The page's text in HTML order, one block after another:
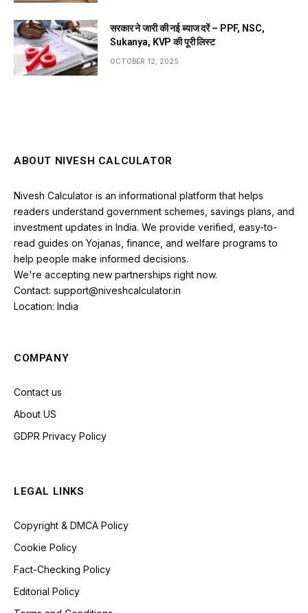
सरकार ने जारी की नई ब्याज दरें – PPF, NSC,
Sukanya, KVP की पूरी लिस्ट
OCTOBER 12, 2025
ABOUT NIVESH CALCULATOR
Nivesh Calculator is an informational platform that helps
readers understand government schemes, savings plans, and
investment updates in India. We provide verified, easy-to-
read guides on Yojanas, finance, and welfare programs to
help people make informed decisions.
We're accepting new partnerships right now.
Contact: support@niveshcalculator.in
Location: India
COMPANY
Contact us
About US
GDPR Privacy Policy
LEGAL LINKS
Copyright & DMCA Policy
Cookie Policy
Fact-Checking Policy
Editorial Policy